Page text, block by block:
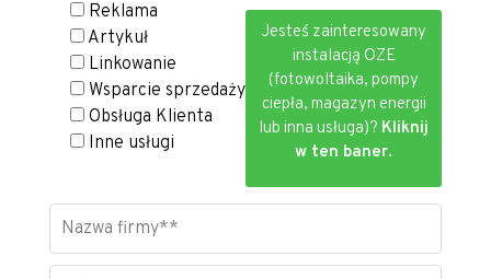
Reklama
Artykuł
Linkowanie
Wsparcie sprzedaży
Obsługa Klienta
Inne usługi
Jesteś zainteresowany
instalacją OZE
(fotowoltaika, pompy
ciepła, magazyn energii
lub inna usługa)? Kliknij
w ten baner.